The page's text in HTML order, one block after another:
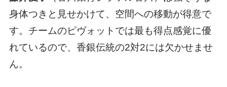
身体つきと見せかけて、空間への移動が得意で
す。チームのピヴォットでは最も得点感覚に優
れているので、香銀伝統の2対2には欠かせませ
ん。